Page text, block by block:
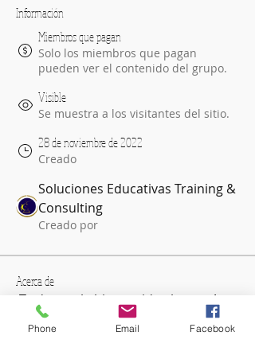
Información
Miembros que pagan
Solo los miembros que pagan
pueden ver el contenido del grupo.
Visible
Se muestra a los visitantes del sitio.
28 de noviembre de 2022
Creado
Soluciones Educativas Training &
Consulting
Creado por
Acerca de
¡Te damos la bienvenida al grupo!
Puedes conectarte con otros
miembros, obtener actualizaciones y
Phone Email Facebook